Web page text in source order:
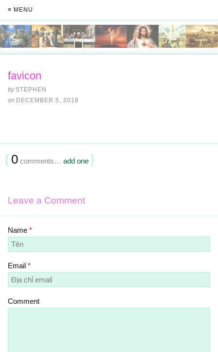
≡ MENU
favicon
by STEPHEN
on DECEMBER 5, 2018
{ 0 comments… add one }
Leave a Comment
Name *
Email *
Comment